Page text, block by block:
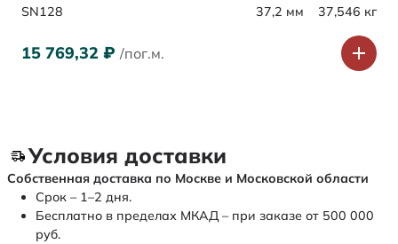
SN128 37,2 мм 37,546 кг
15 769,32 ₽ /пог.м.
Условия доставки
Собственная доставка по Москве и Московской области
Срок – 1–2 дня.
Бесплатно в пределах МКАД – при заказе от 500 000
руб.